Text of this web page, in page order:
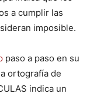
a cumplir las
imposible.
paso a paso en su
ortografía de
indica un